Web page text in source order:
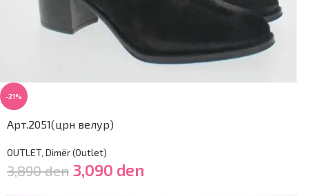
-21%
Арт.2051(црн велур)
OUTLET, Dimër (Outlet)
3,890den 3,090 den